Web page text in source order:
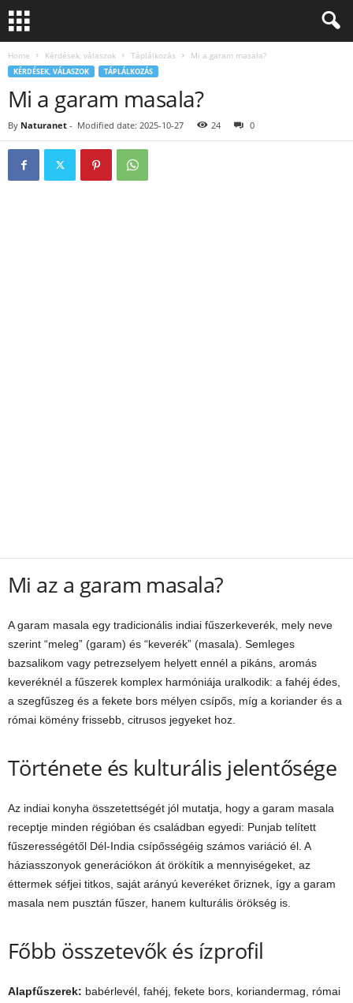
Home Kérdések, válaszok Táplálkozás Mi a garam masala?
KÉRDÉSEK, VÁLASZOK TÁPLÁLKOZÁS
Mi a garam masala?
By Naturanet - Modified date: 2025-10-27 24 0
Mi az a garam masala?
A garam masala egy tradicionális indiai fűszerkeverék, mely neve
szerint “meleg” (garam) és “keverék” (masala). Semleges
bazsalikom vagy petrezselyem helyett ennél a pikáns, aromás
keveréknél a fűszerek komplex harmóniája uralkodik: a fahéj édes,
a szegfűszeg és a fekete bors mélyen csípős, míg a koriander és a
római kömény frissebb, citrusos jegyeket hoz.
Története és kulturális jelentősége
Az indiai konyha összetettségét jól mutatja, hogy a garam masala
receptje minden régióban és családban egyedi: Punjab telített
fűszerességétől Dél-India csípősségéig számos variáció él. A
háziasszonyok generációkon át örökítik a mennyiségeket, az
éttermek séfjei titkos, saját arányú keveréket őriznek, így a garam
masala nem pusztán fűszer, hanem kulturális örökség is.
Főbb összetevők és ízprofil
Alapfűszerek: babérlevél, fahéj, fekete bors, koriandermag, római